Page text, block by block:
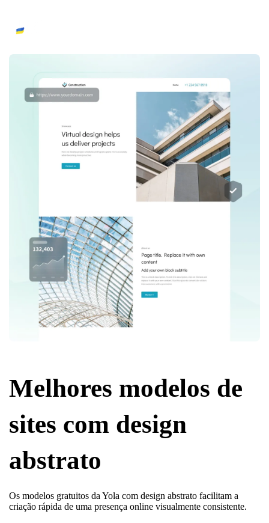
Melhores modelos de
sites com design
abstrato
Os modelos gratuitos da Yola com design abstrato facilitam a
criação rápida de uma presença online visualmente consistente.